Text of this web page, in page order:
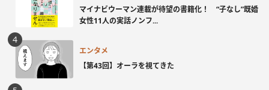
マイナビウーマン連載が待望の書籍化！ “子なし”既婚
女性11人の実話ノンフ...
エンタメ
【第43回】オーラを視てきた